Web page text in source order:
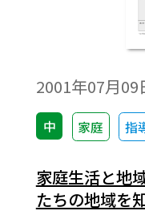
2001年07月09
中 家庭 指
家庭生活と地
たちの地域を